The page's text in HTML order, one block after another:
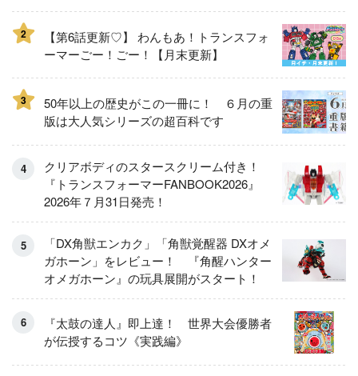
2
【第6話更新♡】 わんもあ！トランスフォ
ーマーごー！ごー！【月末更新】
3
50年以上の歴史がこの一冊に！ ６月の重
版は大人気シリーズの超百科です
クリアボディのスタースクリーム付き！
『トランスフォーマーFANBOOK2026』
2026年７月31日発売！
「DX角獣エンカク」「角獣覚醒器 DXオメ
ガホーン」をレビュー！ 『角醒ハンター
オメガホーン』の玩具展開がスタート！
『太鼓の達人』即上達！ 世界大会優勝者
が伝授するコツ《実践編》